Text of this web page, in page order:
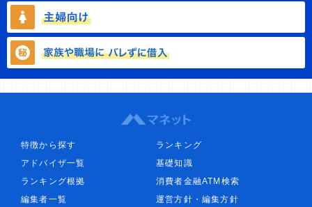
特徴から探す
ランキング
アドバイザ一覧
基礎知識
ランキング根拠
消費者金融ATM検索
編集者一覧
運営方針・編集方針